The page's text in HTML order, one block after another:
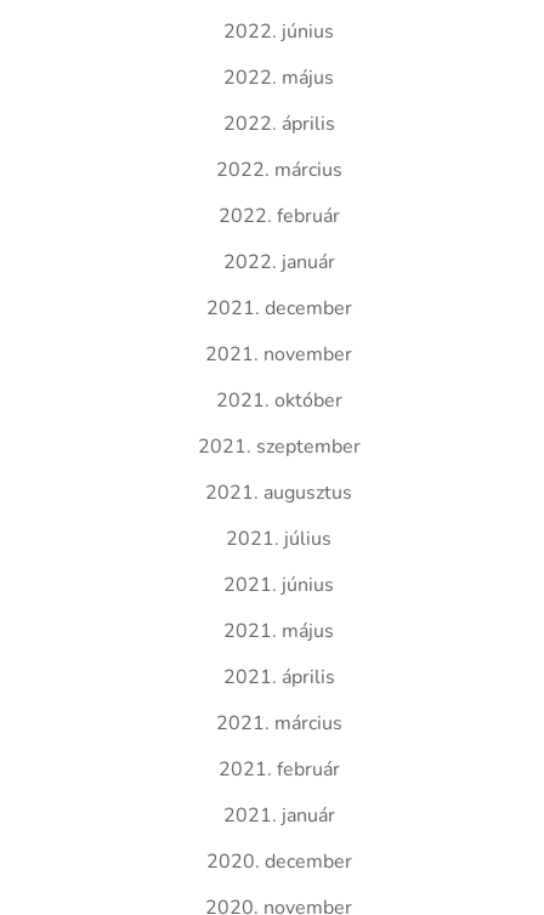
2022. június
2022. május
2022. április
2022. március
2022. február
2022. január
2021. december
2021. november
2021. október
2021. szeptember
2021. augusztus
2021. július
2021. június
2021. május
2021. április
2021. március
2021. február
2021. január
2020. december
2020. november